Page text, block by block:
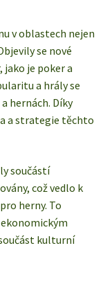
v oblastech nejen
se nové
jako je poker a
a hrály se
hernách. Díky
a strategie těchto
součástí
což vedlo k
herny. To
kulturní